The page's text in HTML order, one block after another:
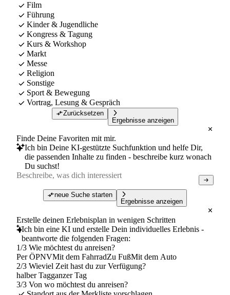
Film
Führung
Kinder & Jugendliche
Kongress & Tagung
Kurs & Workshop
Markt
Messe
Religion
Sonstige
Sport & Bewegung
Vortrag, Lesung & Gespräch
Zurücksetzen
Ergebnisse anzeigen
Finde Deine Favoriten mit mir.
Ich bin Deine KI-gestützte Suchfunktion und helfe Dir,
die passenden Inhalte zu finden - beschreibe kurz wonach
Du suchst!
neue Suche starten
Ergebnisse anzeigen
Erstelle deinen Erlebnisplan in wenigen Schritten
Ich bin eine KI und erstelle Dein individuelles Erlebnis -
beantworte die folgenden Fragen:
1/3 Wie möchtest du anreisen?
Per ÖPNVMit dem FahrradZu FußMit dem Auto
2/3 Wieviel Zeit hast du zur Verfügung?
halber Tagganzer Tag
3/3 Von wo möchtest du anreisen?